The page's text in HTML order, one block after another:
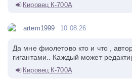
Кировец К-700А
artem1999 10.08.26
Да мне фиолетово кто и что ,
гигантами.. Каждый может
Кировец К-700А